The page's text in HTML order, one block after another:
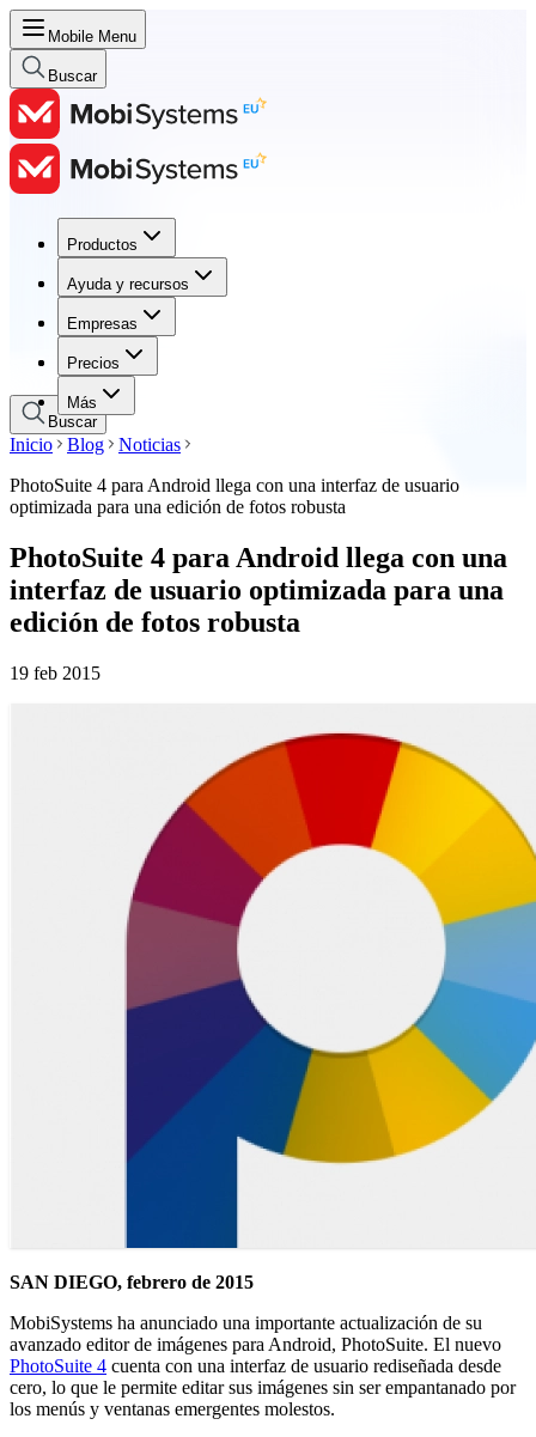
Mobile Menu
Buscar
Productos
Ayuda y recursos
Empresas
Precios
Más
Productos
Ayuda y recursos
Empresas
Precios
Buscar
Inicio Blog
Noticias
PhotoSuite 4 para Android llega con una interfaz de usuario
optimizada para una edición de fotos robusta
PhotoSuite 4 para Android llega con una
interfaz de usuario optimizada para una
edición de fotos robusta
19 feb 2015
SAN DIEGO, febrero de 2015
MobiSystems ha anunciado una importante actualización de su
avanzado editor de imágenes para Android, PhotoSuite. El nuevo
PhotoSuite 4 cuenta con una interfaz de usuario rediseñada desde
cero, lo que le permite editar sus imágenes sin ser empantanado por
los menús y ventanas emergentes molestos.